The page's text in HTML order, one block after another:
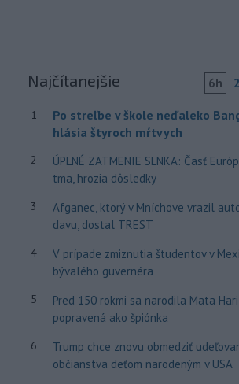
Najčítanejšie 6h
1
Po streľbe v škole neďaleko
hlásia štyroch mŕtvych
2
ÚPLNÉ ZATMENIE SLNKA: Časť
tma, hrozia dôsledky
3
Afganec, ktorý v Mníchove vrazil
davu, dostal TREST
4
V prípade zmiznutia študentov v
bývalého guvernéra
5
Pred 150 rokmi sa narodila Mata Hari,
popravená ako špiónka
6
Trump chce znovu obmedziť
občianstva deťom narodeným v USA